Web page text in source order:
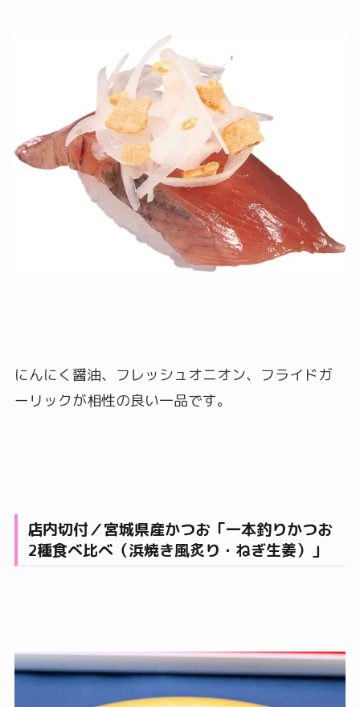
にんにく醤油、フレッシュオニオン、フライドガ
ーリックが相性の良い一品です。
店内切付／宮城県産かつお「一本釣りかつお
2種食べ比べ（浜焼き風炙り・ねぎ生姜）」